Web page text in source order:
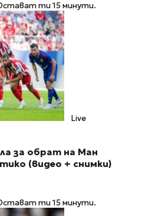
Остават ти 15 минути.
Live
за обрат на Ман
(видео + снимки)
Остават ти 15 минути.